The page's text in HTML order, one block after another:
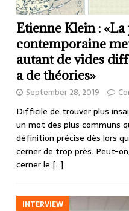
Etienne Klein :
contemporaine
autant de vides
a de théories»
September 28, 2019
Difficile de trouver plus
un mot des plus communs
définition précise dès lors
cerner de trop près. Peut-
cerner le […]
INTERVIEW